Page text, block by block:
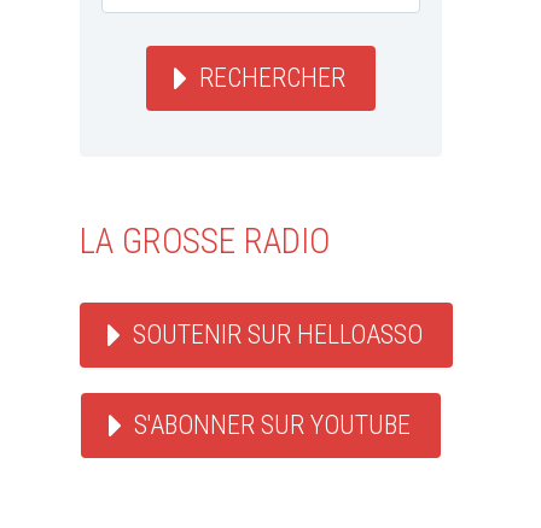
RECHERCHER
LA GROSSE RADIO
SOUTENIR SUR HELLOASSO
S'ABONNER SUR YOUTUBE